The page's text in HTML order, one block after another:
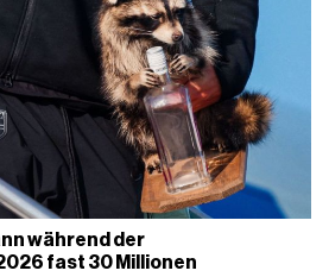
während der
fast 30 Millionen